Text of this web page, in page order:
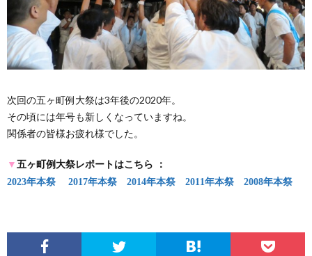
次回の五ヶ町例大祭は3年後の2020年。
その頃には年号も新しくなっていますね。
関係者の皆様お疲れ様でした。
▼ 五ヶ町例大祭レポートはこちら ：
2023年本祭
2017年本祭 2014年本祭 2011年本祭 2008年本祭